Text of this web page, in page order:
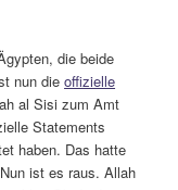
die beide
nun dieoffizielle
al Sisi zum Amt
Statements
haben. Das hatte
ist es raus. Allah